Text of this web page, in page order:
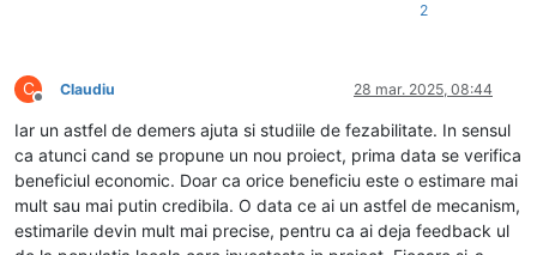
2
C
Deconectat
Claudiu 28 mar. 2025, 08:44
Iar un astfel de demers ajuta si studiile de fezabilitate. In sensul
ca atunci cand se propune un nou proiect, prima data se verifica
beneficiul economic. Doar ca orice beneficiu este o estimare mai
mult sau mai putin credibila. O data ce ai un astfel de mecanism,
estimarile devin mult mai precise, pentru ca ai deja feedback ul